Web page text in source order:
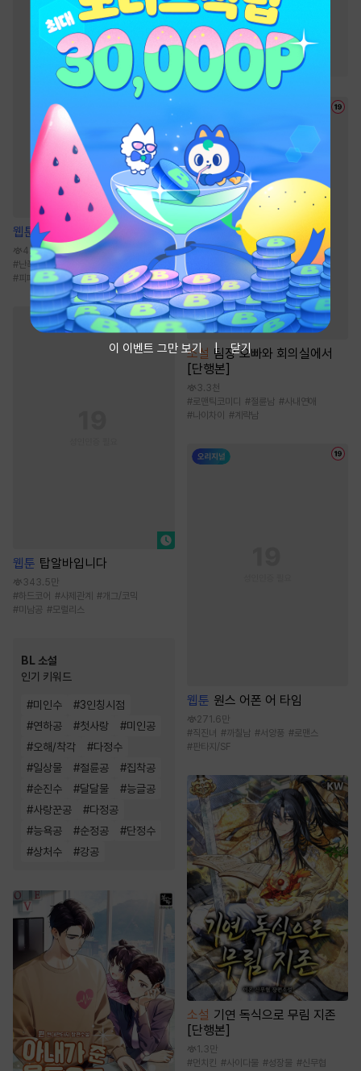
웹툰 사용 후 반품불가
426.2만
#난폭공 #연하수
능력공
#피폐물
웹툰 탑알바입니다
343.5만
#하드코어 #사제관계 # 개그/코믹
#미남공 #모럴리스
BL 소설
인기 키워드
#미인수 #3인칭시점
#연하공 #첫사랑 #미인공
#오해/착각 #다정수
#일상물 #절륜공 #집착공
#순진수 #달달물 #능글공
#사랑꾼공 #다정공
#능욕공 #순정공 #단정수
#상처수 #강공
#2024 정액제 무협
#
천하제일인 #전쟁물
#
무림맹 # 정파 # 사파
소설 팀장 오빠와 회의실에서
[단행본]
3.3천
#로맨틱코미디 #절륜남 #사내연애
#나이차이 #계략남
웹툰 원스 어폰 어 타임
271.6만
#직진녀 #까칠남 #서양풍 #로맨스
#판타지/SF
소설 기연 독식으로 무림 지존
[단행본]
1.3만
#먼치킨 #사이다물 #성장물 #신무협
이 이벤트 그만 보기 닫기